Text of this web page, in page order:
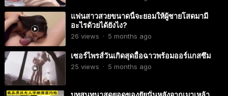
แฟนสาวสวยขนาดนี้จะยอมให้ผู้ชายโสดมามี
อะไรด้วยได้ยังไง?
26 views · 5 months ago
เซอร์ไพรส์วันเกิดสุดอื้อฉาวพร้อมออร์แกสซึม
25 views · 5 months ago